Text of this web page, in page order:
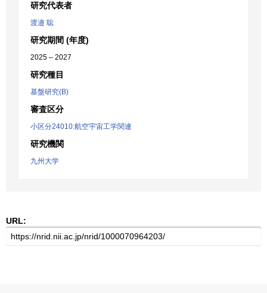
研究代表者
渡邉 聡
研究期間 (年度)
2025 – 2027
研究種目
基盤研究(B)
審査区分
小区分24010:航空宇宙工学関連
研究機関
九州大学
URL: